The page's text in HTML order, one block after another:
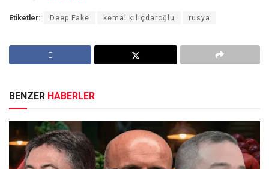
Etiketler: Deep Fake kemal kılıçdaroğlu rusya
BENZER HABERLER